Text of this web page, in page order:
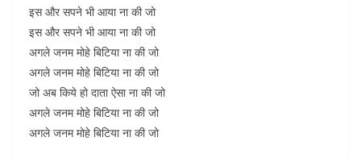
इस और सपने भी आया ना की जो
इस और सपने भी आया ना की जो
अगले जनम मोहे बिटिया ना की जो
अगले जनम मोहे बिटिया ना की जो
जो अब किये हो दाता ऐसा ना की जो
अगले जनम मोहे बिटिया ना की जो
अगले जनम मोहे बिटिया ना की जो